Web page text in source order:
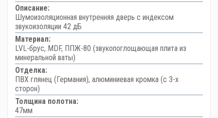
Описание:
Шумоизоляционная внутренняя дверь с индексом
звукоизоляции 42 дБ
Материал:
LVL-брус, MDF, ППЖ-80 (звукопоглощающая плита из
минеральной ваты)
Отделка:
ПВХ глянец (Германия), алюминиевая кромка (с 3-х
сторон)
Толщина полотна:
47мм